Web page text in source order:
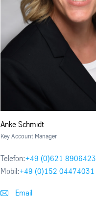
Anke Schmidt
Key Account Manager
Telefon:+49 (0)621 8906423
Mobil:+49 (0)152 04474031
Email